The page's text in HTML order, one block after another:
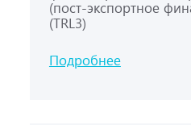
(пост-экспортное
(TRL3)
Подробнее